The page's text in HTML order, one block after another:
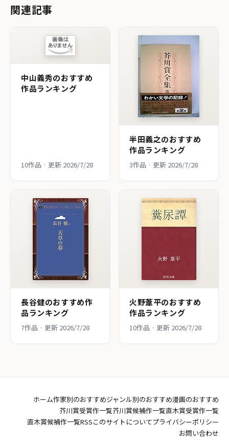
関連記事
中山義秀のおすすめ
作品ランキング
10作品 · 更新 2026/7/28
半田義之のおすすめ
作品ランキング
3作品 · 更新 2026/7/28
長谷健のおすすめ作
品ランキング
7作品 · 更新 2026/7/28
火野葦平のおすすめ
作品ランキング
10作品 · 更新 2026/7/28
ホーム作家別のおすすめジャンル別のおすすめ漫画のおすすめ
芥川賞受賞作一覧芥川賞候補作一覧直木賞受賞作一覧
直木賞候補作一覧RSSこのサイトについてプライバシーポリシー
お問い合わせ